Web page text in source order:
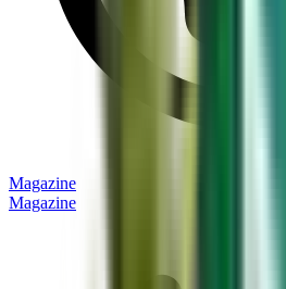
Magazine
Magazine